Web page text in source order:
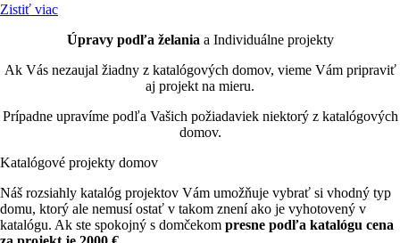
Zistiť viac
Úpravy podľa želania a Individuálne projekty
Ak Vás nezaujal žiadny z katalógových domov, vieme Vám pripraviť
aj projekt na mieru.
Prípadne upravíme podľa Vašich požiadaviek niektorý z katalógových
domov.
Katalógové projekty domov
Náš rozsiahly katalóg projektov Vám umožňuje vybrať si vhodný typ
domu, ktorý ale nemusí ostať v takom znení ako je vyhotovený v
katalógu. Ak ste spokojný s domčekom presne podľa katalógu cena